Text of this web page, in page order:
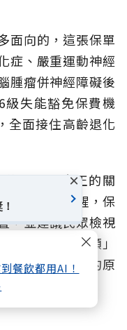
餐飲都用AI！
面向的，這張保單
症、嚴重運動神經
腫瘤併神經障礙後
失能豁免保費機
全面接住高齡退化
一環，真正的關
林宗佑提醒，保
，並建議民眾檢視
範圍、理賠金額」
、循序漸進」的原
×